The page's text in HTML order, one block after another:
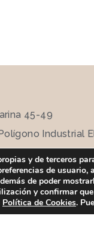
45-49
Industrial
y de terceros
de
de poder
y confirmar
Política de Cookies.